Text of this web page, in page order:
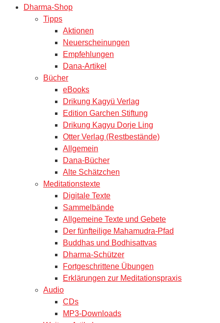
Dharma-Shop
Tipps
Aktionen
Neuerscheinungen
Empfehlungen
Dana-Artikel
Bücher
eBooks
Drikung Kagyü Verlag
Edition Garchen Stiftung
Drikung Kagyu Dorje Ling
Otter Verlag (Restbestände)
Allgemein
Dana-Bücher
Alte Schätzchen
Meditationstexte
Digitale Texte
Sammelbände
Allgemeine Texte und Gebete
Der fünfteilige Mahamudra-Pfad
Buddhas und Bodhisattvas
Dharma-Schützer
Fortgeschrittene Übungen
Erklärungen zur Meditationspraxis
Audio
CDs
MP3-Downloads